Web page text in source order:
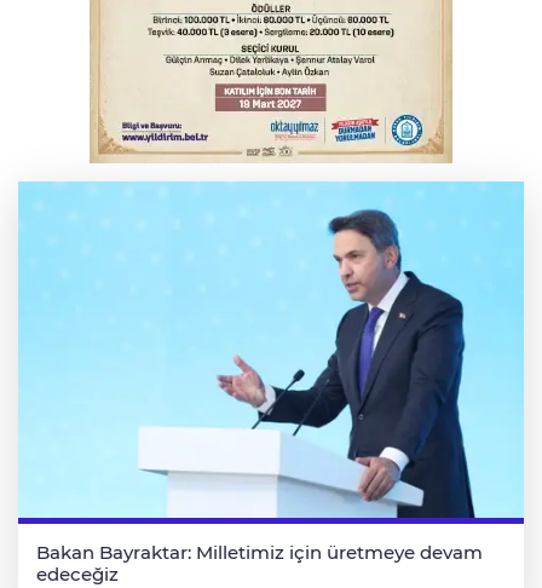
Babasını ziyarete giderken kazada
hayatını kaybetti
İnegöl'de orman yangını; Havadan ve
karadan müdahale başlatıldı
Bakan Bayraktar: Milletimiz için üretmeye devam
edeceğiz